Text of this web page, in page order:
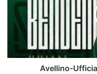
Julian
Illanes
Avellino-